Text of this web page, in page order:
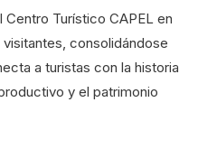
Centro Turístico CAPEL en
consolidándose
a turistas con la historia
y el patrimonio